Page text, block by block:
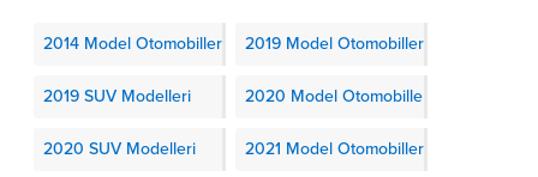
2014 Model Otomobiller 2019 Model Otomobiller
2019 SUV Modelleri 2020 Model Otomobiller
2020 SUV Modelleri 2021 Model Otomobiller